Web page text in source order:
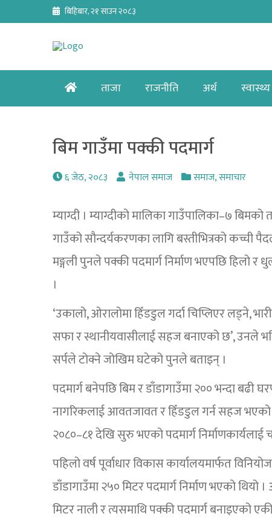
content
बिहिबार, २१ साउन २०८३
Homeताजा राजनीति अर्थ
बिम गाउँमा पक्की पदमार्ग
६ जेठ, २०८३ नेपाल समाज समाज,समाचार
म्याग्दी । म्याग्दीको मालिका गाउँपालिका–७
गाउँको सौन्दर्यकरणका लागि बस्तीभित्रको कच्ची
मङ्गली पुनले पक्की पदमार्ग निर्माण भएपछि हिलो
।
‘उकालो, ओरालोमा हिँडडुल गर्दा चिप्लिएर लड्ने,
सफा र स्थानीयवासीलाई सहज बनाएको छ’, उनले
सर्पले टोक्ने जोखिम घटेको पुनले बताइन् ।
पदमार्ग बनेपछि बिम र डाँडागाउँमा २०० भन्दा बढी
नागरिकलाई आवतजावत र हिँडडुल गर्न सहज
२०८०–८१ देखि सुरु भएको पदमार्ग निर्माणकार्यलाई
पहिलो वर्ष पूर्वाधार विकास कार्यालयमार्फत
डाँडागाउँमा २५० मिटर पदमार्ग निर्माण भएको
मिटर नाली र त्यसमाथि पक्की पदमार्ग बनाइएको